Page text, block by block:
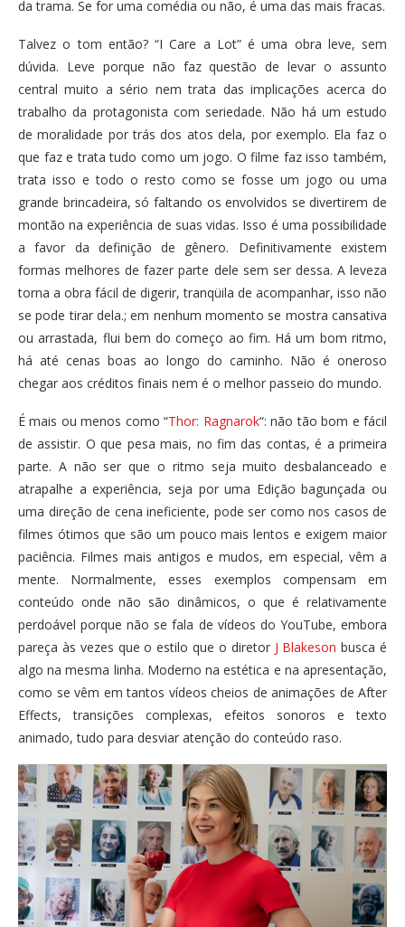
da trama. Se for uma comédia ou não, é uma das mais fracas.
Talvez o tom então? “I Care a Lot” é uma obra leve, sem
dúvida. Leve porque não faz questão de levar o assunto
central muito a sério nem trata das implicações acerca do
trabalho da protagonista com seriedade. Não há um estudo
de moralidade por trás dos atos dela, por exemplo. Ela faz o
que faz e trata tudo como um jogo. O filme faz isso também,
trata isso e todo o resto como se fosse um jogo ou uma
grande brincadeira, só faltando os envolvidos se divertirem de
montão na experiência de suas vidas. Isso é uma possibilidade
a favor da definição de gênero. Definitivamente existem
formas melhores de fazer parte dele sem ser dessa. A leveza
torna a obra fácil de digerir, tranqüila de acompanhar, isso não
se pode tirar dela.; em nenhum momento se mostra cansativa
ou arrastada, flui bem do começo ao fim. Há um bom ritmo,
há até cenas boas ao longo do caminho. Não é oneroso
chegar aos créditos finais nem é o melhor passeio do mundo.
É mais ou menos como “Thor: Ragnarok“: não tão bom e fácil
de assistir. O que pesa mais, no fim das contas, é a primeira
parte. A não ser que o ritmo seja muito desbalanceado e
atrapalhe a experiência, seja por uma Edição bagunçada ou
uma direção de cena ineficiente, pode ser como nos casos de
filmes ótimos que são um pouco mais lentos e exigem maior
paciência. Filmes mais antigos e mudos, em especial, vêm a
mente. Normalmente, esses exemplos compensam em
conteúdo onde não são dinâmicos, o que é relativamente
perdoável porque não se fala de vídeos do YouTube, embora
pareça às vezes que o estilo que o diretor J Blakeson busca é
algo na mesma linha. Moderno na estética e na apresentação,
como se vêm em tantos vídeos cheios de animações de After
Effects, transições complexas, efeitos sonoros e texto
animado, tudo para desviar atenção do conteúdo raso.